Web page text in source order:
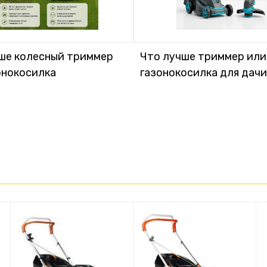
колесный триммер
Что лучше триммер или
газонокосилка для дачи